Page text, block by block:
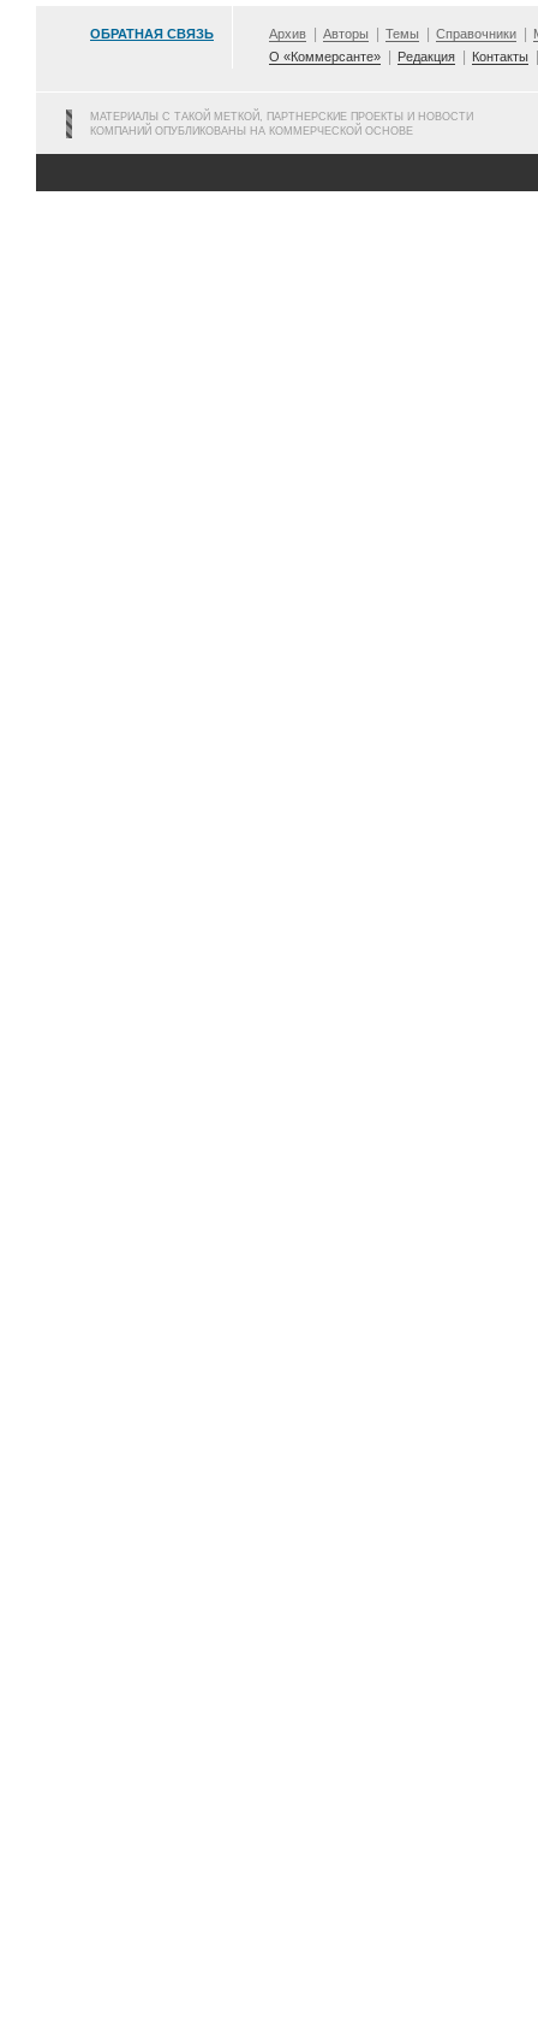
ОБРАТНАЯ СВЯЗЬ Архив Авторы Темы Справочники
О «Коммерсанте»
Редакция Контакты
МАТЕРИАЛЫ С ТАКОЙ МЕТКОЙ, ПАРТНЕРСКИЕ ПРОЕКТЫ И НОВОСТИ
КОМПАНИЙ ОПУБЛИКОВАНЫ НА КОММЕРЧЕСКОЙ ОСНОВЕ